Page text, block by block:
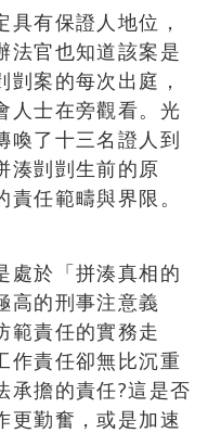
有保證人地位，
法官也知道該案是
案的每次出庭，
人士在旁觀看。光
喚了十三名證人到
湊剴剴生前的原
任範疇與界限。
處於「拼湊真相的
高的刑事注意義
範責任的實務走
作責任卻無比沉重
承擔的責任?這是否
更勤奮，或是加速